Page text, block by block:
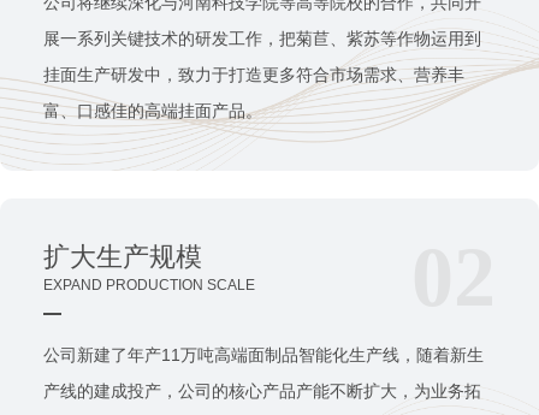
展一系列关键技术的研发工作，把菊苣、紫苏等作物运用到
挂面生产研发中，致力于打造更多符合市场需求、营养丰
富、口感佳的高端挂面产品。
扩大生产规模
EXPAND PRODUCTION SCALE
公司新建了年产11万吨高端面制品智能化生产线，随着新生
产线的建成投产，公司的核心产品产能不断扩大，为业务拓